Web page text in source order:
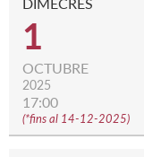
1
OCTUBRE
2025
17:00
(*fins al 14-12-2025)